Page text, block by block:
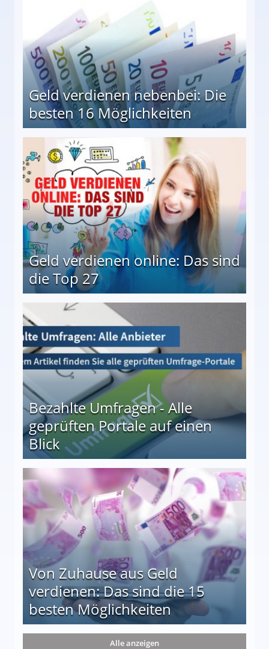
Geld verdienen nebenbei: Die
besten 16 Möglichkeiten
Geld verdienen online: Das sind
die Top 27
Bezahlte Umfragen - Alle
geprüften Portale auf einen
Blick
auf einen Blick
Von Zuhause aus Geld
verdienen: Das sind die 15
besten Möglichkeiten
die 15 besten Möglichkeiten
Alle anzeigen